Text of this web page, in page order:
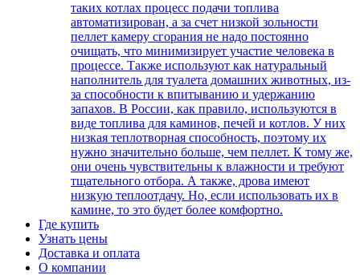
таких котлах процесс подачи топлива
автоматизирован, а за счет низкой зольности
пеллет камеру сгорания не надо постоянно
очищать, что минимизирует участие человека в
процессе. Также используют как натуральный
наполнитель для туалета домашних животных, из-
за способности к впитыванию и удержанию
запахов. В России, как правило, используются в
виде топлива для каминов, печей и котлов. У них
низкая теплотворная способность, поэтому их
нужно значительно больше, чем пеллет. К тому же,
они очень чувствительны к влажности и требуют
тщательного отбора. А также, дрова имеют
низкую теплоотдачу. Но, если использовать их в
камине, то это будет более комфортно.
Где купить
Узнать цены
Доставка и оплата
О компании